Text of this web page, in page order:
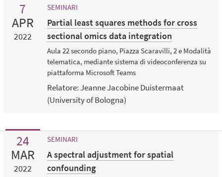
7
APR
2022
SEMINARI
Partial least squares methods for cross
sectional omics data integration
Aula 22 secondo piano, Piazza Scaravilli, 2 e Modalità
telematica, mediante sistema di videoconferenza su
piattaforma Microsoft Teams
Relatore: Jeanne Jacobine Duistermaat
(University of Bologna)
24
MAR
2022
SEMINARI
A spectral adjustment for spatial
confounding